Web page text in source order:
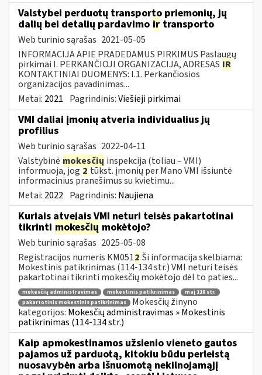
Valstybei perduotų transporto priemonių, jų
dalių bei detalių pardavimo ir transporto
Web turinio sąrašas 2021-05-05
INFORMACIJA APIE PRADEDAMUS PIRKIMUS Paslaugų
pirkimai I. PERKANČIOJI ORGANIZACIJA, ADRESAS IR
KONTAKTINIAI DUOMENYS: I.1. Perkančiosios
organizacijos pavadinimas...
Metai: 2021 Pagrindinis:Viešieji pirkimai
VMI daliai įmonių atveria individualius jų
profilius
Web turinio sąrašas 2022-04-11
Valstybinė mokesčių inspekcija (toliau – VMI)
informuoja, jog2tūkst. įmonių per Mano VMI išsiuntė
informacinius pranešimus su kvietimu...
Metai: 2022 Pagrindinis: Naujiena
Kuriais atvejais VMI neturi teisės pakartotinai
tikrinti mokesčių mokėtojo?
Web turinio sąrašas 2025-05-08
Registracijos numeris KM0512 Ši informacija skelbiama:
Mokestinis patikrinimas (114-134 str.) VMI neturi teisės
pakartotinai tikrinti mokesčių mokėtojo dėl to paties...
mokesčių administravimas mokestinis patikrinimas
maį 118 str.
pakartotinis mokestinis patikrinimas
Mokesčių žinyno
kategorijos: Mokesčių administravimas » Mokestinis
patikrinimas (114-134 str.)
Kaip apmokestinamos užsienio vieneto gautos
pajamos už parduotą, kitokiu būdu perleistą
nuosavybėn arba išnuomotą nekilnojamąjį